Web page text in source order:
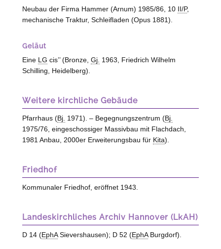
Neubau der Firma Hammer (Arnum) 1985/86, 10 II/P,
mechanische Traktur, Schleifladen (Opus 1881).
Geläut
Eine LG cis’’ (Bronze, Gj. 1963, Friedrich Wilhelm
Schilling, Heidelberg).
Weitere kirchliche Gebäude
Pfarrhaus (Bj. 1971). – Begegnungszentrum (Bj.
1975/76, eingeschossiger Massivbau mit Flachdach,
1981 Anbau, 2000er Erweiterungsbau für Kita).
Friedhof
Kommunaler Friedhof, eröffnet 1943.
Landeskirchliches Archiv Hannover (LkAH)
D 14 (EphA Sievershausen); D 52 (EphA Burgdorf).